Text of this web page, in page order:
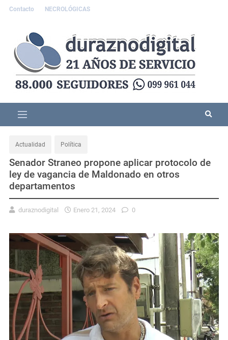
Contacto NECROLÓGICAS
Actualidad Política
Senador Straneo propone aplicar protocolo de
ley de vagancia de Maldonado en otros
departamentos
duraznodigital Enero 21, 2024 0